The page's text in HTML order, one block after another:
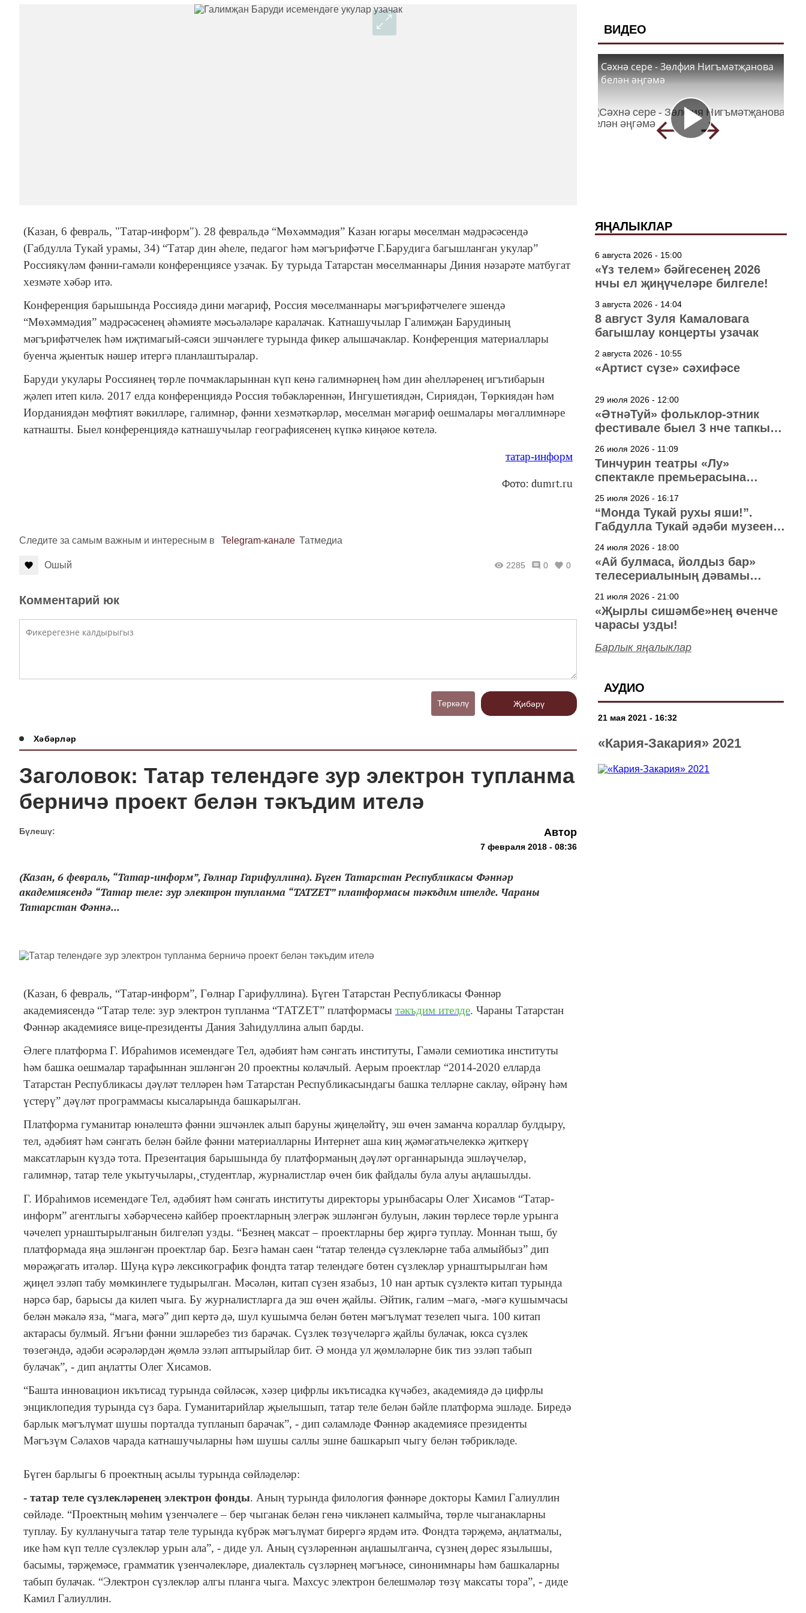
(Казан, 6 февраль, "Татар-информ"). 28 февральдә “Мөхәммәдия” Казан югары мөселман мәдрәсәсендә
(Габдулла Тукай урамы, 34) “Татар дин әһеле, педагог һәм мәгърифәтче Г.Барудига багышланган укулар”
Россиякүләм фәнни-гамәли конференциясе узачак. Бу турыда Татарстан мөселманнары Диния нәзарәте матбугат
хезмәте хәбәр итә.
Конференция барышында Россиядә дини мәгариф, Россия мөселманнары мәгърифәтчелеге эшендә
“Мөхәммәдия” мәдрәсәсенең әһәмияте мәсьәләләре каралачак. Катнашучылар Галимҗан Барудиның
мәгърифәтчелек һәм иҗтимагый-сәяси эшчәнлеге турында фикер алышачаклар. Конференция материаллары
буенча җыентык нәшер итергә планлаштыралар.
Баруди укулары Россиянең төрле почмакларыннан күп кенә галимнәрнең һәм дин әһелләренең игътибарын
җәлеп итеп килә. 2017 елда конференциядә Россия төбәкләреннән, Ингушетиядән, Сириядән, Төркиядән һәм
Иорданиядән мөфтият вәкилләре, галимнәр, фәнни хезмәткәрләр, мөселман мәгариф оешмалары мөгаллимнәре
катнашты. Быел конференциядә катнашучылар географиясенең күпкә киңәюе көтелә.
татар-информ
Фото: dumrt.ru
Следите за самым важным и интересным в Telegram-канале Татмедиа
Ошый 2285 0 0
Комментарий юк
Теркәлү Җибәрү
Хәбәрләр
Заголовок: Татар телендәге зур электрон тупланма
берничә проект белән тәкъдим ителә
Бүлешү: Автор
7 февраля 2018 - 08:36
(Казан, 6 февраль, “Татар-информ”, Гөлнар Гарифуллина). Бүген Татарстан Республикасы Фәннәр
академиясендә “Татар теле: зур электрон тупланма “TATZET” платформасы тәкъдим ителде. Чараны
Татарстан Фәннә...
(Казан, 6 февраль, “Татар-информ”, Гөлнар Гарифуллина). Бүген Татарстан Республикасы Фәннәр
академиясендә “Татар теле: зур электрон тупланма “TATZET” платформасы тәкъдим ителде. Чараны Татарстан
Фәннәр академиясе вице-президенты Дания Заһидуллина алып барды.
Әлеге платформа Г. Ибраһимов исемендәге Тел, әдәбият һәм сәнгать институты, Гамәли семиотика институты
һәм башка оешмалар тарафыннан эшләнгән 20 проектны колачлый. Аерым проектлар “2014-2020 елларда
Татарстан Республикасы дәүләт телләрен һәм Татарстан Республикасындагы башка телләрне саклау, өйрәнү һәм
үстерү” дәүләт программасы кысаларында башкарылган.
Платформа гуманитар юнәлештә фәнни эшчәнлек алып баруны җиңеләйтү, эш өчен заманча кораллар булдыру,
тел, әдәбият һәм сәнгать белән бәйле фәнни материалларны Интернет аша киң җәмәгатьчелеккә җиткерү
максатларын күздә тота. Презентация барышында бу платформаның дәүләт органнарында эшләүчеләр,
галимнәр, татар теле укытучылары,¸студентлар, журналистлар өчен бик файдалы була алуы аңлашылды.
Г. Ибраһимов исемендәге Тел, әдәбият һәм сәнгать институты директоры урынбасары Олег Хисамов “Татар-
информ” агентлыгы хәбәрчесенә кайбер проектларның элегрәк эшләнгән булуын, ләкин төрлесе төрле урынга
чәчелеп урнаштырылганын билгеләп узды. “Безнең максат – проектларны бер җиргә туплау. Моннан тыш, бу
платформада яңа эшләнгән проектлар бар. Безгә һаман саен “татар телендә сүзлекләрне таба алмыйбыз” дип
мөрәҗәгать итәләр. Шуңа күрә лексикографик фондта татар телендәге бөтен сүзлекләр урнаштырылган һәм
җиңел эзләп табу мөмкинлеге тудырылган. Мәсәлән, китап сүзен язабыз, 10 нан артык сүзлектә китап турында
нәрсә бар, барысы да килеп чыга. Бу журналистларга да эш өчен җайлы. Әйтик, галим –магә, -мәгә кушымчасы
белән мәкалә яза, “мага, мәгә” дип кертә дә, шул кушымча белән бөтен мәгълүмат тезелеп чыга. 100 китап
актарасы булмый. Ягъни фәнни эшләребез тиз барачак. Сүзлек төзүчеләргә җайлы булачак, юкса сүзлек
төзегәндә, әдәби әсәрәләрдән җөмлә эзләп аптырыйлар бит. Ә монда ул җөмләләрне бик тиз эзләп табып
булачак”, - дип аңлатты Олег Хисамов.
“Башта инновацион икътисад турында сөйләсәк, хәзер цифрлы икътисадка күчәбез, академиядә дә цифрлы
энциклопедия турында сүз бара. Гуманитарийлар җыелышып, татар теле белән бәйле платформа эшләде. Биредә
барлык мәгълүмат шушы порталда тупланып барачак”, - дип сәламләде Фәннәр академиясе президенты
Мәгъзүм Сәлахов чарада катнашучыларны һәм шушы саллы эшне башкарып чыгу белән тәбрикләде.
Бүген барлыгы 6 проектның асылы турында сөйләделәр:
- татар теле сүзлекләренең электрон фонды. Аның турында филология фәннәре докторы Камил Галиуллин
сөйләде. “Проектның мөһим үзенчәлеге – бер чыганак белән генә чикләнеп калмыйча, төрле чыганакларны
туплау. Бу кулланучыга татар теле турында күбрәк мәгълүмат бирергә ярдәм итә. Фондта тәрҗемә, аңлатмалы,
ике һәм күп телле сүзлекләр урын ала”, - диде ул. Аның сүзләреннән аңлашылганча, сүзнең дөрес язылышы,
басымы, тәрҗемәсе, грамматик үзенчәлекләре, диалекталь сүзләрнең мәгънәсе, синонимнары һәм башкаларны
табып булачак. “Электрон сүзлекләр алгы планга чыга. Махсус электрон белешмәләр төзү максаты тора”, - диде
Камил Галиуллин.
ВИДЕО
Сәхнә сере - Зөлфия Нигъмәтҗанова
белән әңгәмә
ЯҢАЛЫКЛАР
6 августа 2026 - 15:00
«Үз телем» бәйгесенең 2026
нчы ел җиңүчеләре билгеле!
3 августа 2026 - 14:04
8 август Зуля Камаловага
багышлау концерты узачак
2 августа 2026 - 10:55
«Артист сүзе» сәхифәсе
29 июля 2026 - 12:00
«ӘтнәТуй» фольклор-этник
фестивале быел 3 нче тапкыр
26 июля 2026 - 11:09
Тинчурин театры «Лу»
спектакле премьерасына
25 июля 2026 - 16:17
“Монда Тукай рухы яши!”.
Габдулла Тукай әдәби музеена
24 июля 2026 - 18:00
«Ай булмаса, йолдыз бар»
телесериалының дәвамы
21 июля 2026 - 21:00
«Җырлы сишәмбе»нең өченче
чарасы узды!
Барлык яңалыклар
АУДИО
21 мая 2021 - 16:32
«Кария-Закария» 2021